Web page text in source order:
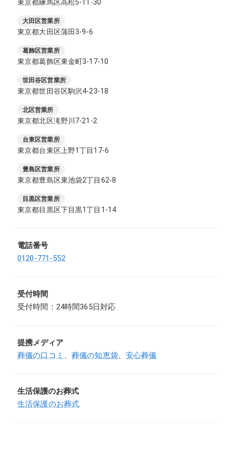
東京都練馬区高松5-11-30
大田区営業所
東京都大田区蒲田3-9-6
葛飾区営業所
東京都葛飾区東金町3-17-10
世田谷区営業所
東京都世田谷区駒沢4-23-18
北区営業所
東京都北区滝野川7-21-2
台東区営業所
東京都台東区上野1丁目17-6
豊島区営業所
東京都豊島区東池袋2丁目62-8
目黒区営業所
東京都目黒区下目黒1丁目1-14
電話番号
0120-771-552
受付時間
受付時間：24時間365日対応
提携メディア
葬儀の口コミ 、葬儀の知恵袋、安心葬儀
生活保護のお葬式
生活保護のお葬式